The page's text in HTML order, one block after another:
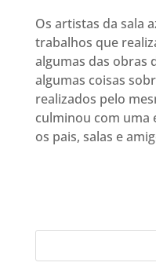
Os artistas da sala
trabalhos que
algumas das obras
algumas coisas
realizados pelo
culminou com uma
os pais, salas e